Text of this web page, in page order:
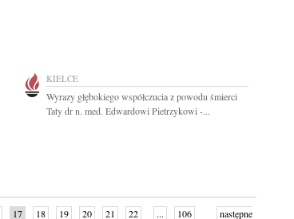
KIELCE
Wyrazy głębokiego współczucia z powodu śmierci
Taty dr n. med. Edwardowi Pietrzykowi -...
17 18 19 20 21 22 ... 106 następne